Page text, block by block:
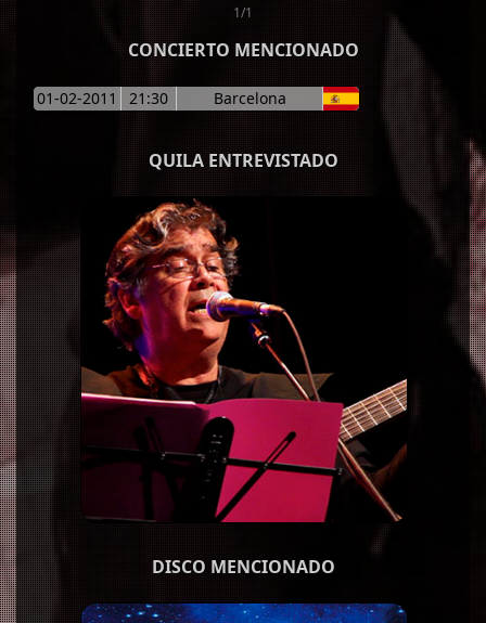
1/1
CONCIERTO MENCIONADO
01-02-2011 21:30 Barcelona
QUILA ENTREVISTADO
DISCO MENCIONADO